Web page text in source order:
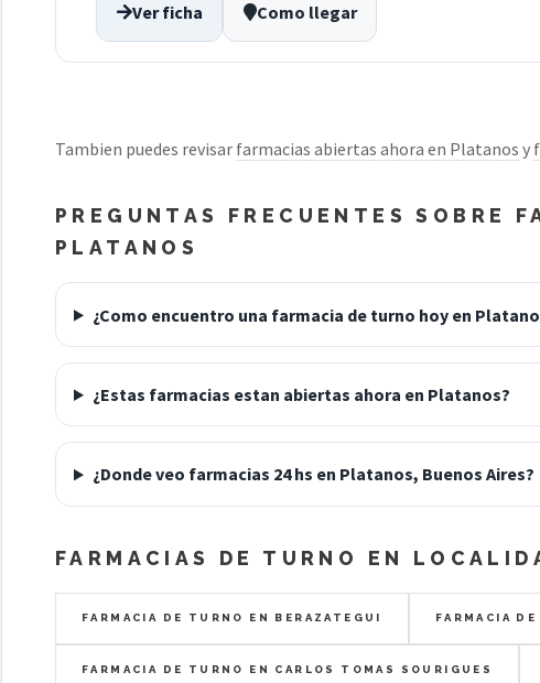
Ver ficha Como llegar
Tambien puedes revisar farmacias abiertas ahora en Platanos y
PREGUNTAS FRECUENTES SOBRE
PLATANOS
¿Como encuentro una farmacia de turno hoy en
¿Estas farmacias estan abiertas ahora en Platanos?
¿Donde veo farmacias 24 hs en Platanos, Buenos Aires?
FARMACIAS DE TURNO EN
FARMACIA DE TURNO EN BERAZATEGUI FARMACIA
FARMACIA DE TURNO EN CARLOS TOMAS SOURIGUES